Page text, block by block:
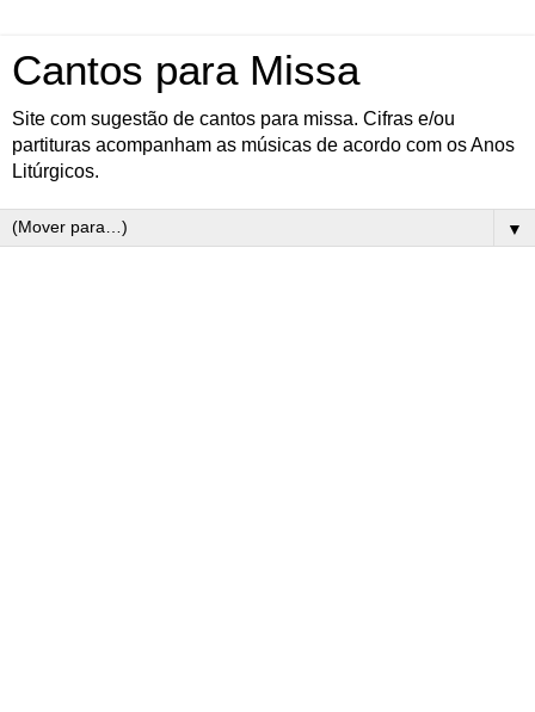
Cantos para Missa
Site com sugestão de cantos para missa. Cifras e/ou
partituras acompanham as músicas de acordo com os Anos
Litúrgicos.
▼